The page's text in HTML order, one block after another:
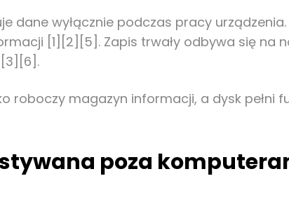
dane wyłącznie podczas pracy urządzenia.
[1][2][5]. Zapis trwały odbywa się na
roboczy magazyn informacji, a dysk pełni
poza